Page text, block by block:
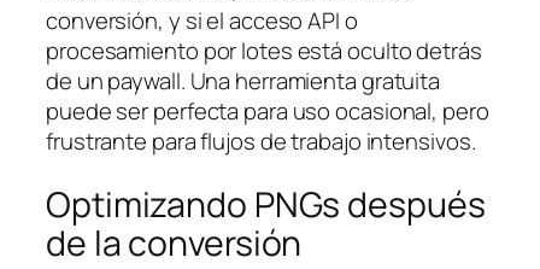
conversión, y si el acceso API o
procesamiento por lotes está oculto detrás
de un paywall. Una herramienta gratuita
puede ser perfecta para uso ocasional, pero
frustrante para flujos de trabajo intensivos.
Optimizando PNGs después
de la conversión